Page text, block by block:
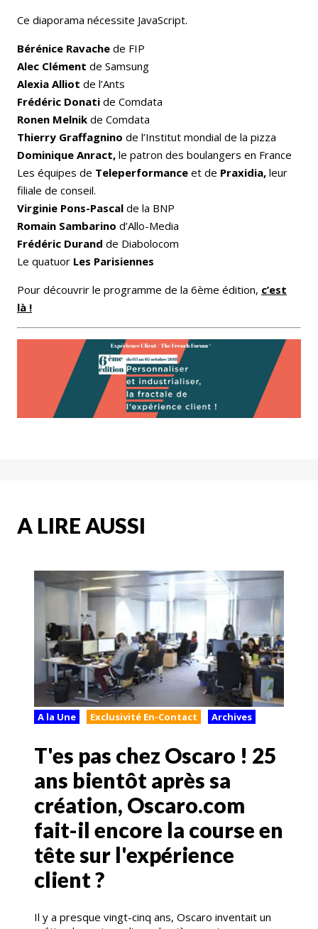
Ce diaporama nécessite JavaScript.
Bérénice Ravache de FIP
Alec Clément de Samsung
Alexia Alliot de l’Ants
Frédéric Donati de Comdata
Ronen Melnik de Comdata
Thierry Graffagnino de l’Institut mondial de la pizza
Dominique Anract, le patron des boulangers en France
Les équipes de Teleperformance et de Praxidia, leur
filiale de conseil.
Virginie Pons-Pascal de la BNP
Romain Sambarino d’Allo-Media
Frédéric Durand de Diabolocom
Le quatuor Les Parisiennes
Pour découvrir le programme de la 6ème édition, c’est
là !
A LIRE AUSSI
A la Une Exclusivité En-Contact Archives
T'es pas chez Oscaro ! 25
ans bientôt après sa
création, Oscaro.com
fait-il encore la course en
tête sur l'expérience
client ?
Il y a presque vingt-cinq ans, Oscaro inventait un